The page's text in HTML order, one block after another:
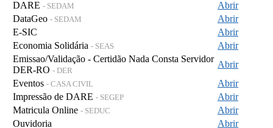
DARE - SEDAM
Abrir
DataGeo - SEDAM
Abrir
E-SIC
Abrir
Economia Solidária - SEAS
Abrir
Emissao/Validação - Certidão Nada Consta Servidor
DER-RO - DER
Abrir
Eventos - CASA CIVIL
Abrir
Impressão de DARE - SEGEP
Abrir
Matricula Online - SEDUC
Abrir
Ouvidoria
Abrir